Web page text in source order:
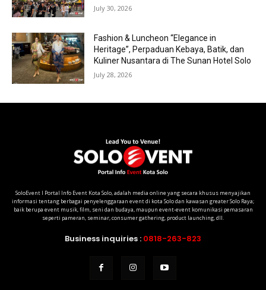
July 30, 2026
Fashion & Luncheon “Elegance in
Heritage”, Perpaduan Kebaya, Batik, dan
Kuliner Nusantara di The Sunan Hotel Solo
July 28, 2026
SoloEvent I Portal Info Event Kota Solo, adalah media online yang secara khusus menyajikan
informasi tentang berbagai penyelenggaraan event di kota Solo dan kawasan greater Solo Raya;
baik berupa event musik, film, seni dan budaya, maupun event-event komunikasi pemasaran
seperti pameran, seminar, consumer gathering, product launching, dll.
Business inquiries : 0818-263-823